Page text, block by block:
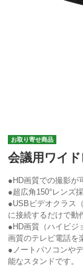
お取り寄せ商品
会議用ワイ
●HD画質での撮影が
●超広角150°レンズ
●USBビデオクラス
に接続するだけで動
●HD画質（ハイビジ
画質のテレビ電話を
●ノートパソコンや
能なスタンドです。